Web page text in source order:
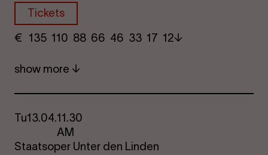
Tickets
€ ​ 135 110 88​ 66 46 33​ 17 12
show more
Tu13.04.11.30
AM
Staatsoper Unter den Linden